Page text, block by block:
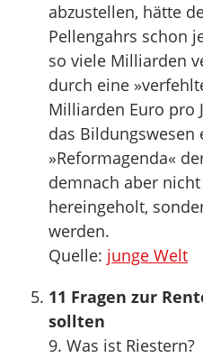
abzustellen, hätte
Pellengahrs schon
so viele Milliarden
durch eine
Milliarden Euro pro
das
»Reformagenda«
demnach aber
hereingeholt,
werden.
Quelle: junge Welt
11 Fragen zur
sollten
9. Was ist Riestern?